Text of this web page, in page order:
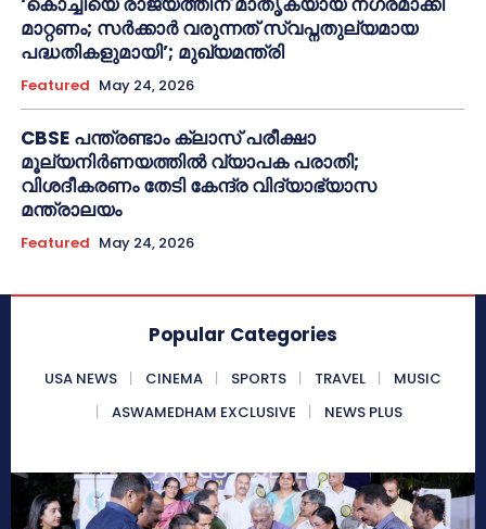
മാറ്റണം; സർക്കാർ വരുന്നത് സ്വപ്നതുല്യമായ
പദ്ധതികളുമായി’; മുഖ്യമന്ത്രി
Featured May 24, 2026
CBSE പന്ത്രണ്ടാം ക്ലാസ് പരീക്ഷാ
മൂല്യനിർണയത്തിൽ വ്യാപക പരാതി;
വിശദീകരണം തേടി കേന്ദ്ര വിദ്യാഭ്യാസ
മന്ത്രാലയം
Featured May 24, 2026
Popular Categories
USA NEWS CINEMA SPORTS TRAVEL
MUSIC
ASWAMEDHAM EXCLUSIVE
NEWS PLUS